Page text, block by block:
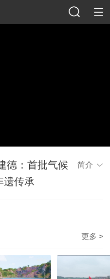
德：首批气候
遗传承
简介
更多 >